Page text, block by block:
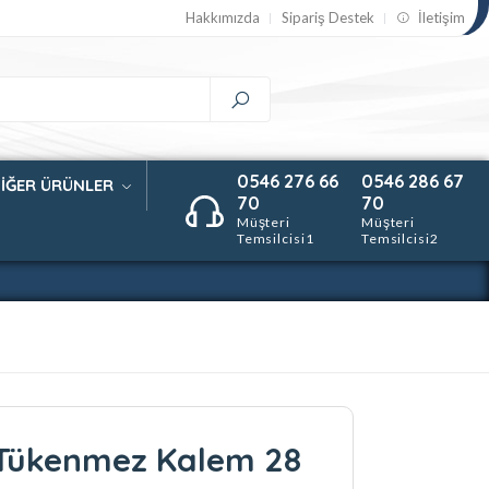
Hakkımızda Sipariş Destek İletişim
ÜRÜNLER
0546 276 66
70
Müşteri
Temsilcisi1
0546 286 67
70
Müşteri
Temsilcisi2
Kalem 28